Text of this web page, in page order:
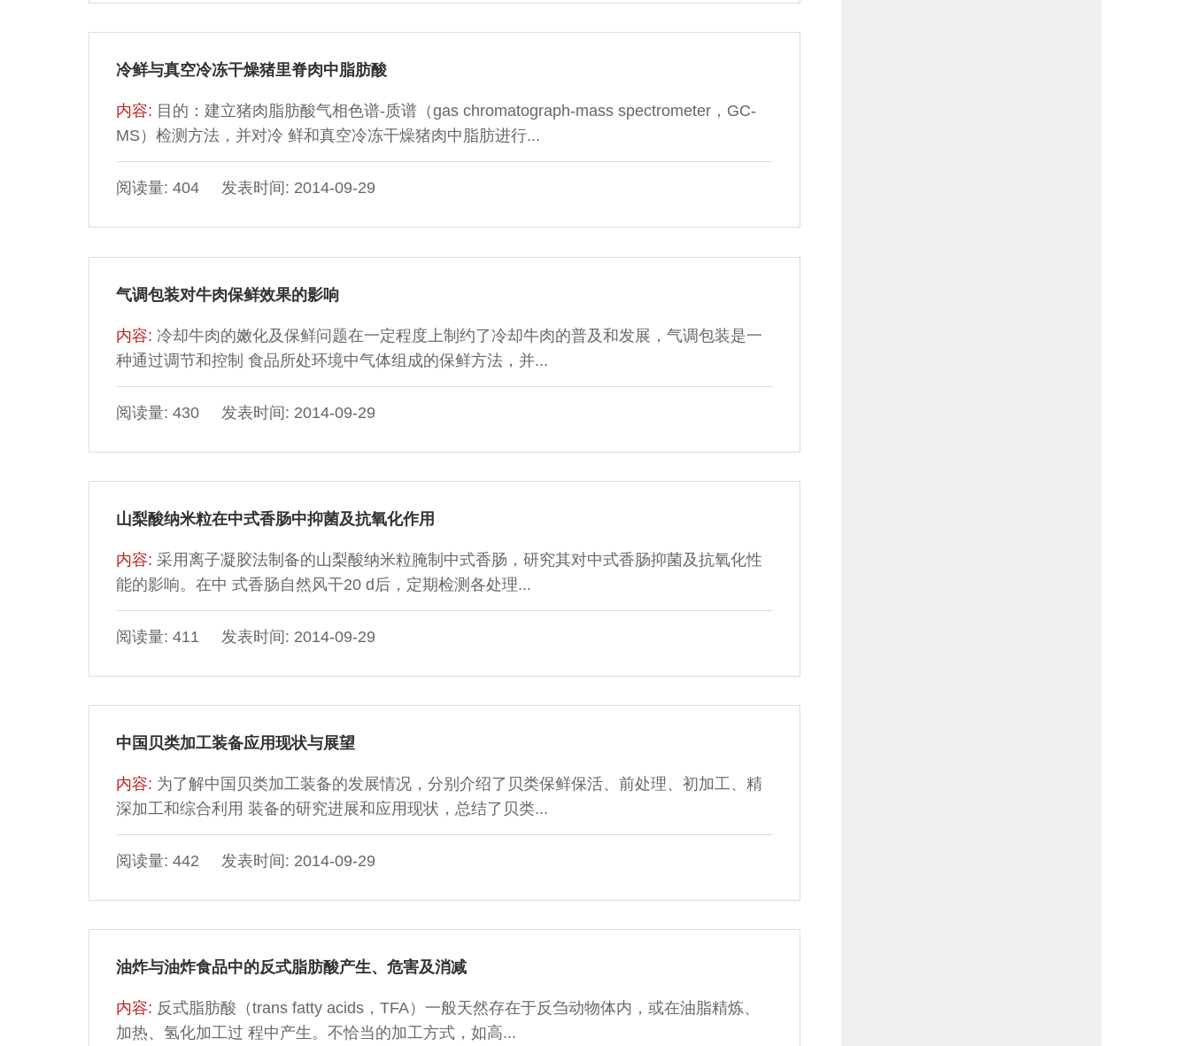
冷鲜与真空冷冻干燥猪里脊肉中脂肪酸
内容: 目的：建立猪肉脂肪酸气相色谱-质谱（gas chromatograph-mass spectrometer，GC-
MS）检测方法，并对冷 鲜和真空冷冻干燥猪肉中脂肪进行...
阅读量: 404 发表时间: 2014-09-29
气调包装对牛肉保鲜效果的影响
内容: 冷却牛肉的嫩化及保鲜问题在一定程度上制约了冷却牛肉的普及和发展，气调包装是一
种通过调节和控制 食品所处环境中气体组成的保鲜方法，并...
阅读量: 430 发表时间: 2014-09-29
山梨酸纳米粒在中式香肠中抑菌及抗氧化作用
内容: 采用离子凝胶法制备的山梨酸纳米粒腌制中式香肠，研究其对中式香肠抑菌及抗氧化性
能的影响。在中 式香肠自然风干20 d后，定期检测各处理...
阅读量: 411 发表时间: 2014-09-29
中国贝类加工装备应用现状与展望
内容: 为了解中国贝类加工装备的发展情况，分别介绍了贝类保鲜保活、前处理、初加工、精
深加工和综合利用 装备的研究进展和应用现状，总结了贝类...
阅读量: 442 发表时间: 2014-09-29
油炸与油炸食品中的反式脂肪酸产生、危害及消减
内容: 反式脂肪酸（trans fatty acids，TFA）一般天然存在于反刍动物体内，或在油脂精炼、
加热、氢化加工过 程中产生。不恰当的加工方式，如高...